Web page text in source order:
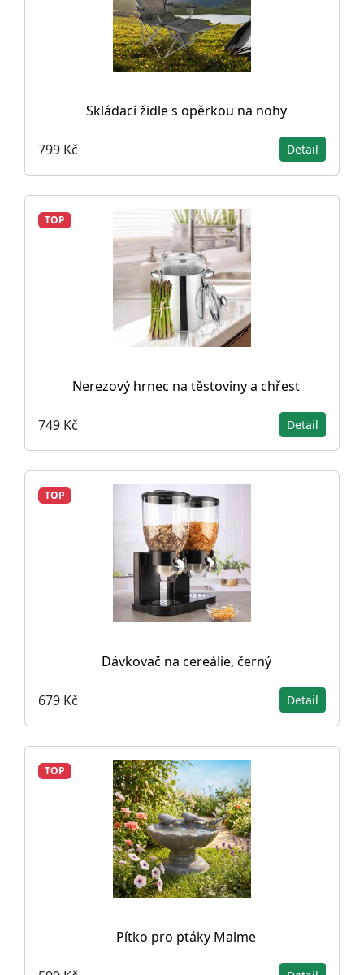
Skládací židle s opěrkou na nohy
799 Kč Detail
TOP
Nerezový hrnec na těstoviny a chřest
749 Kč Detail
TOP
Dávkovač na cereálie, černý
679 Kč Detail
TOP
Pítko pro ptáky Malme